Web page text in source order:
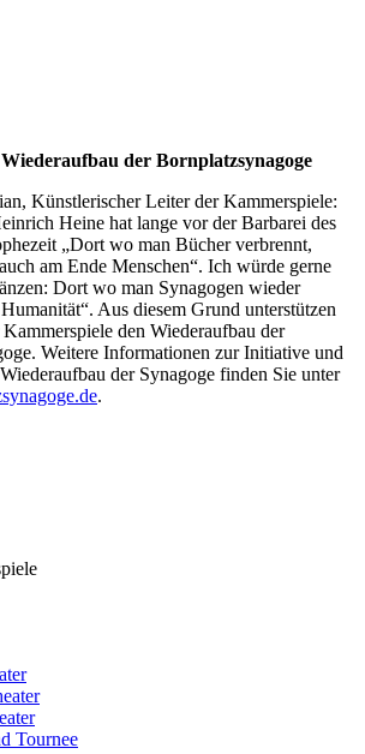
der Bornplatzsynagoge
Künstlerischer Leiter der Kammerspiele:
Heine hat lange vor der Barbarei des
„Dort wo man Bücher verbrennt,
am Ende Menschen“. Ich würde gerne
Dort wo man Synagogen wieder
Aus diesem Grund unterstützen
den Wiederaufbau der
Weitere Informationen zur Initiative und
der Synagoge finden Sie unter
.
Tournee